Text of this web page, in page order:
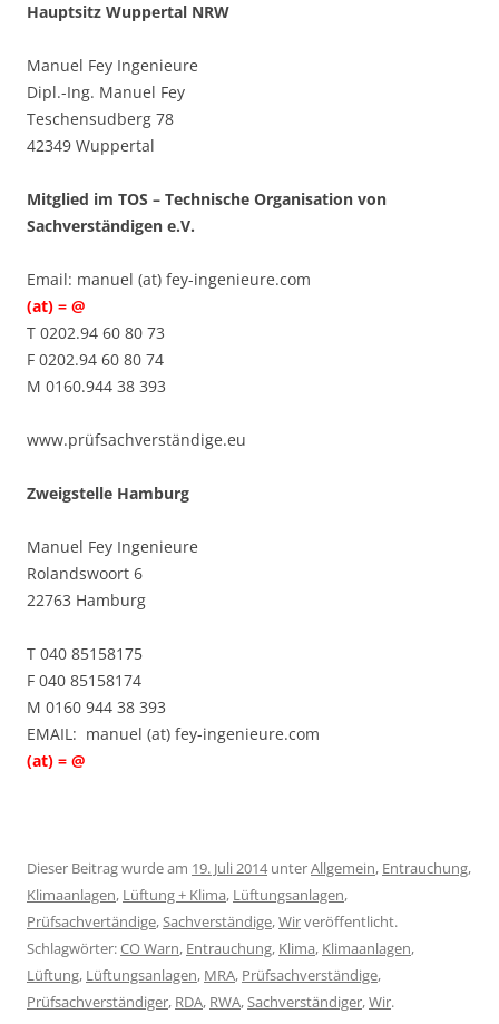
Hauptsitz Wuppertal NRW
Manuel Fey Ingenieure
Dipl.-Ing. Manuel Fey
Teschensudberg 78
42349 Wuppertal
Mitglied im TOS – Technische Organisation von
Sachverständigen e.V.
Email: manuel (at) fey-ingenieure.com
(at) = @
T 0202.94 60 80 73
F 0202.94 60 80 74
M 0160.944 38 393
www.prüfsachverständige.eu
Zweigstelle Hamburg
Manuel Fey Ingenieure
Rolandswoort 6
22763 Hamburg
T 040 85158175
F 040 85158174
M 0160 944 38 393
EMAIL: manuel (at) fey-ingenieure.com
(at) = @
Dieser Beitrag wurde am 19. Juli 2014unterAllgemein, Entrauchung,
Klimaanlagen, Lüftung + Klima, Lüftungsanlagen,
Prüfsachvertändige,Sachverständige,Wirveröffentlicht.
Schlagwörter:CO Warn, Entrauchung, Klima, Klimaanlagen,
Lüftung, Lüftungsanlagen, MRA, Prüfsachverständige,
Prüfsachverständiger, RDA, RWA,Sachverständiger,Wir.